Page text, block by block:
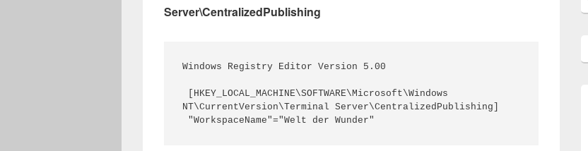
Server\CentralizedPublishing
Windows Registry Editor Version 5.00
NT\CurrentVersion\Terminal Server\CentralizedPublishing]